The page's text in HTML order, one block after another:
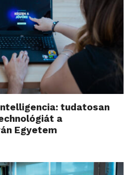
tudatosan
a
Egyetem